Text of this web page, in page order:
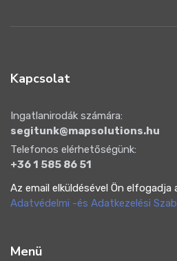
Kapcsolat
Ingatlanirodák számára:
segitunk@mapsolutions.hu
Telefonos elérhetőségünk:
+36 1 585 86 51
Az email elküldésével Ön
Adatvédelmi -és Adatkezelési
Menü